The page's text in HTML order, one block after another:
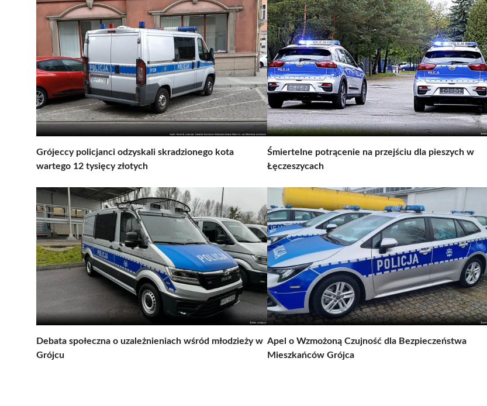
Grójeccy policjanci odzyskali skradzionego kota
wartego 12 tysięcy złotych
Śmiertelne potrącenie na przejściu dla pieszych w
Łęczeszycach
Debata społeczna o uzależnieniach wśród młodzieży w
Grójcu
Apel o Wzmożoną Czujność dla Bezpieczeństwa
Mieszkańców Grójca